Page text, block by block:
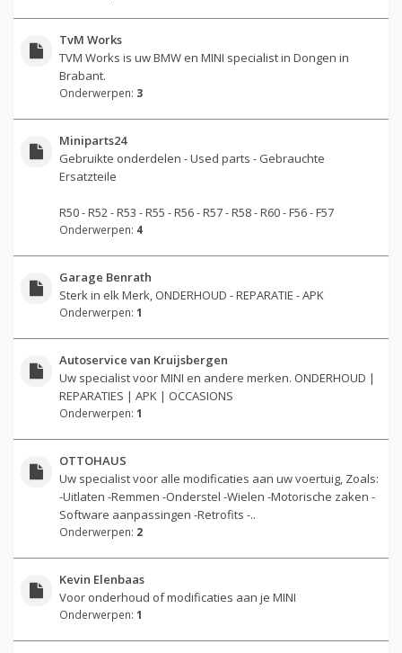
TvM Works
TVM Works is uw BMW en MINI specialist in Dongen in
Brabant.
Onderwerpen: 3
Miniparts24
Gebruikte onderdelen - Used parts - Gebrauchte
Ersatzteile
R50 - R52 - R53 - R55 - R56 - R57 - R58 - R60 - F56 - F57
Onderwerpen: 4
Garage Benrath
Sterk in elk Merk, ONDERHOUD - REPARATIE - APK
Onderwerpen: 1
Autoservice van Kruijsbergen
Uw specialist voor MINI en andere merken. ONDERHOUD |
REPARATIES | APK | OCCASIONS
Onderwerpen: 1
OTTOHAUS
Uw specialist voor alle modificaties aan uw voertuig, Zoals:
-Uitlaten -Remmen -Onderstel -Wielen -Motorische zaken -
Software aanpassingen -Retrofits -..
Onderwerpen: 2
Kevin Elenbaas
Voor onderhoud of modificaties aan je MINI
Onderwerpen: 1